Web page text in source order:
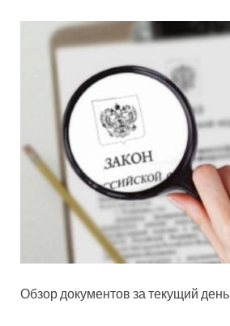
Обзор документов за текущий день